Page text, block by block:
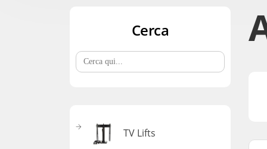
Cerca
Search
for:
TV Lifts